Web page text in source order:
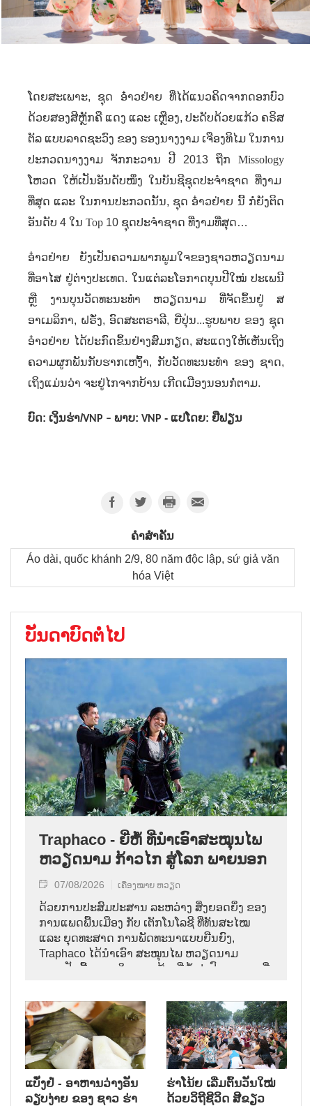
ໂດຍສະເພາະ, ຊຸດ ອ໋າວຢ່າຍ ທີ່ໄດ້ແນວຄິດຈາກດອກບົວ
ດ້ວຍສອງສີຫຼັກຄື ແດງ ແລະ ເຫຼືອງ, ປະດັບດ້ວຍແກ້ວ ຄຣິສ
ຕັລ ແບບລາດຊະວົງ ຂອງ ຮອງນາງງາມ ເຈືອງທິໄມ ໃນການ
ປະກວດນາງງາມ ຈັກກະວານ ປີ 2013 ຖືກ Missology
ໂຫວດ ໃຫ້ເປັນອັນດັບໜຶ່ງ ໃນບັນຊີຊຸດປະຈຳຊາດ ທີ່ງາມ
ທີ່ສຸດ ແລະ ໃນການປະກວດນັ້ນ, ຊຸດ ອ໋າວຢ່າຍ ນີ້ ກໍ່ຍັງຕິດ
ອັນດັບ 4 ໃນ Top 10 ຊຸດປະຈຳຊາດ ທີ່ງາມທີ່ສຸດ…
ອ໋າວຢ່າຍ ຍັງເປັນຄວາມພາກພູມໃຈຂອງຊາວຫວຽດນາມ
ທີ່ອາໄສ ຢູ່ຕ່າງປະເທດ. ໃນແຕ່ລະໂອກາດບຸນປີໃໝ່ ປະເພນີ
ຫຼື ງານບຸນວັດທະນະທຳ ຫວຽດນາມ ທີ່ຈັດຂຶ້ນຢູ່ ສ
ອາເມລິກາ, ຝຣັ່ງ,ອົດສະຕຣາລີ, ຍີ່ປຸ່ນ...ຮູບພາບ ຂອງ ຊຸດ
ອ໋າວຢ່າຍ ໄດ້ປະກົດຂຶ້ນຢ່າງສົມກຽດ, ສະແດງໃຫ້ເຫັນເຖິງ
ຄວາມຜູກພັນກັບຮາກເຫງົ້າ, ກັບວັດທະນະທໍາ ຂອງ ຊາດ,
ເຖິງແມ່ນວ່າ ຈະຢູ່ໄກຈາກບ້ານ ເກີດເມືອງນອນກໍ່ຕາມ.
ບົດ: ເງິນຮ່າ/VNP – ພາບ: VNP - ແປໂດຍ: ຢືຟຽນ
ຄຳສໍາຄັນ
Áo dài, quốc khánh 2/9, 80 năm độc lập, sứ giả văn
hóa Việt
ບັນດາບົດຕໍ່ໄປ
Traphaco - ຍີ່ຫໍ້ ທີ່ນຳເອົາສະໝຸນໄພ
ຫວຽດນາມ ກ້າວໄກ ສູ່ໂລກ ພາຍນອກ
07/08/2026 ເຄື່ອງໝາຍ ຫວຽດ
ດ້ວຍການປະສົມປະສານ ລະຫວ່າງ ສິ່ງຍອດຍິ່ງ ຂອງ
ການແພດພື້ນເມືອງ ກັບ ເຕັກໂນໂລຊີ ທີ່ທັນສະໄໝ
ແລະ ຍຸດທະສາດ ການພັດທະນາແບບຍືນຍົງ,
Traphaco ໄດ້ນຳເອົາ ສະໝຸນໄພ ຫວຽດນາມ
ກາຍເປັນພື້ນຖານ ໃນການ ສ້າງຍີ່ຫໍ້ ຢາປົວພະຍາດ ທີ່
ຕະຫຼາດສາກົນ.
ແບັ໋ງຢໍ່ - ອາຫານວ່າງອັນ
ລຽບງ່າຍ ຂອງ ຊາວ ຮ່າ
ຮ່າໂນ້ຍ ເລີ່ມຕົ້ນວັນໃໝ່
ດ້ວຍວິຖີຊີວິດ ສີຂຽວ